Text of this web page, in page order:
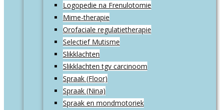
Logopedie na Frenulotomie
Mime-therapie
Orofaciale regulatietherapie
Selectief Mutisme
Slikklachten
Slikklachten tgv carcinoom
Spraak (Floor)
Spraak (Nina)
Spraak en mondmotoriek